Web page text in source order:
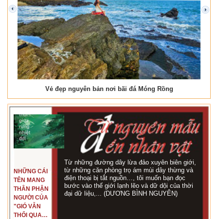
Vẻ đẹp nguyên bản nơi bãi đá Móng Rồng
prev next
NHỮNG CÁI
TÊN MANG
THÂN PHẬN
NGƯỜI CỦA
"GIÓ VẪN
THỔI QUA
Từ những đường dây lừa đảo xuyên biên giới,
từ những căn phòng trọ ám mùi dây thừng và
điện thoại bị tắt nguồn…, tôi muốn bạn đọc
bước vào thế giới lạnh lẽo và dữ dội của thời
đại dữ liệu,... (DƯƠNG BÌNH NGUYÊN)